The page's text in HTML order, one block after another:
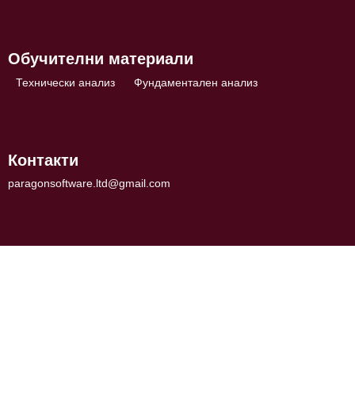
Обучителни материали
Технически анализ Фундаментален анализ
Контакти
paragonsoftware.ltd@gmail.com